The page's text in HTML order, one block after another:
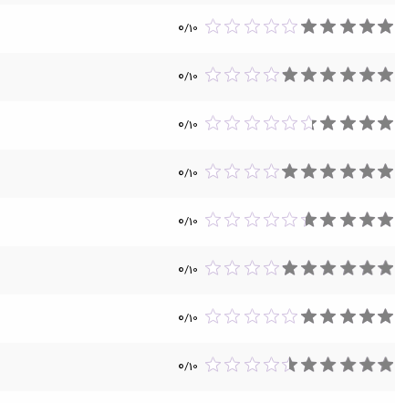
0/10
0/10
0/10
0/10
0/10
0/10
0/10
0/10